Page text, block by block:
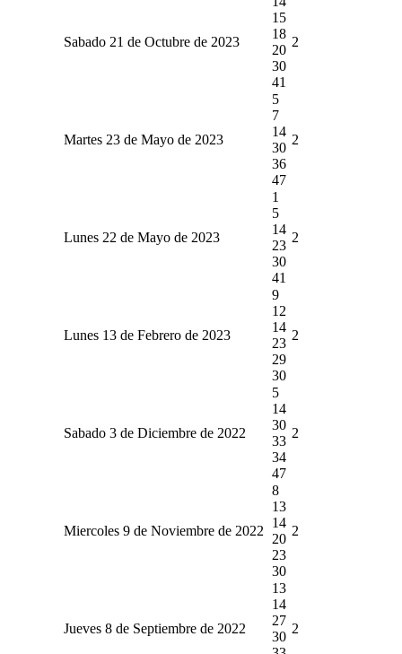
Sabado 21 de Octubre de 2023
15
18
20
30
41
2
Martes 23 de Mayo de 2023
5
7
14
30
36
47
2
Lunes 22 de Mayo de 2023
1
5
14
23
30
41
2
Lunes 13 de Febrero de 2023
9
12
14
23
29
30
2
Sabado 3 de Diciembre de 2022
5
14
30
33
34
47
2
Miercoles 9 de Noviembre de 2022
8
13
14
20
23
30
2
Jueves 8 de Septiembre de 2022
13
14
27
30
2